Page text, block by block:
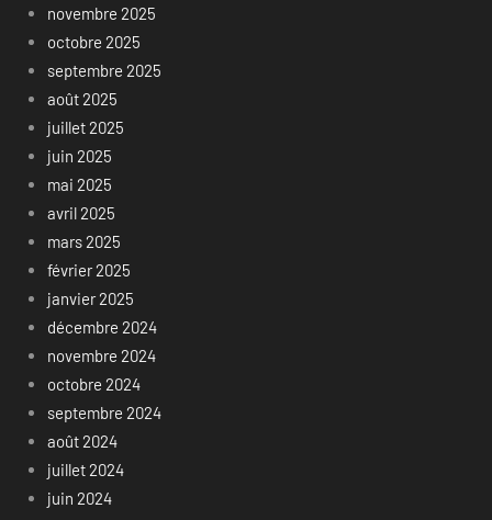
novembre 2025
octobre 2025
septembre 2025
août 2025
juillet 2025
juin 2025
mai 2025
avril 2025
mars 2025
février 2025
janvier 2025
décembre 2024
novembre 2024
octobre 2024
septembre 2024
août 2024
juillet 2024
juin 2024